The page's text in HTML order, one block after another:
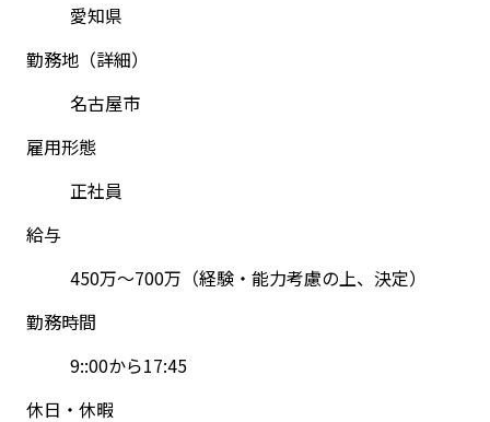
愛知県
勤務地（詳細）
名古屋市
雇用形態
正社員
給与
450万～700万（経験・能力考慮の上、決定）
勤務時間
9::00から17:45
休日・休暇